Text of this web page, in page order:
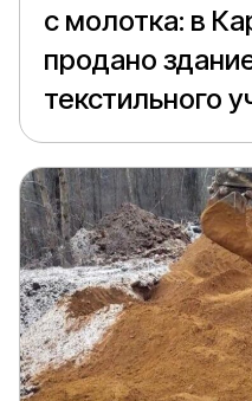
с молотка: в
продано
текстильного